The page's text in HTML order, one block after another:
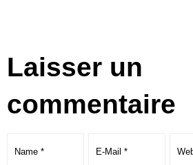
Laisser un
commentaire